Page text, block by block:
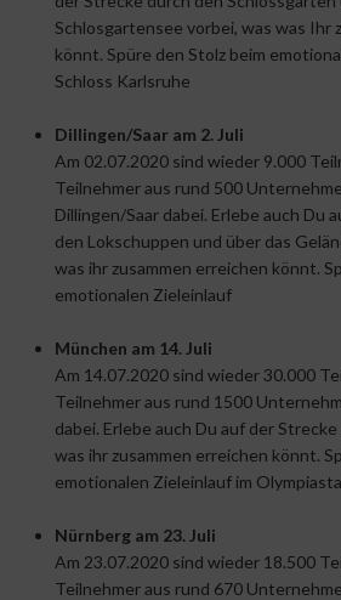
Schlosgartensee vorbei, was was Ihr
könnt. Spüre den Stolz beim
Schloss Karlsruhe
Dillingen/Saar am 2. Juli
Am 02.07.2020 sind wieder 9.000
Teilnehmer aus rund 500
Dillingen/Saar dabei. Erlebe auch Du
den Lokschuppen und über das
was ihr zusammen erreichen könnt.
emotionalen Zieleinlauf
München am 14. Juli
Am 14.07.2020 sind wieder 30.000
Teilnehmer aus rund 1500
dabei. Erlebe auch Du auf der
was ihr zusammen erreichen könnt.
emotionalen Zieleinlauf im
Nürnberg am 23. Juli
Am 23.07.2020 sind wieder 18.500
Teilnehmer aus rund 670